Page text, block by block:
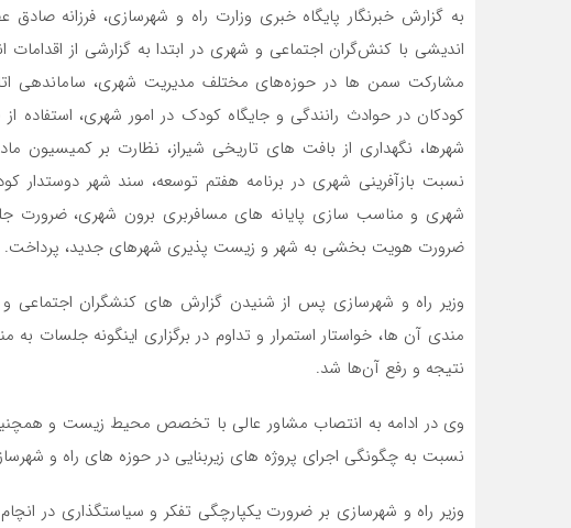
اندیشی با کنش‌گران اجتماعی و شهری در ابتدا به گزارشی از
مشارکت سمن ها در حوزه‌های مختلف مدیریت شهری، ساماندهی
کودکان در حوادث رانندگی و جایگاه کودک در امور شهری، استفاده
نسبت بازآفرینی شهری در برنامه هفتم توسعه، سند شهر دوستدار
شهری و مناسب سازی پایانه های مسافربری برون شهری، ضرورت
ضرورت هویت بخشی به شهر و زیست پذیری شهرهای جدید، پرداخت.
وزیر راه و شهرسازی پس از شنیدن گزارش های کنشگران اجتماعی
مندی آن ها، خواستار استمرار و تداوم در برگزاری اینگونه
نتیجه و رفع آن‌ها شد.
وی در ادامه به انتصاب مشاور عالی با تخصص محیط زیست و
نسبت به چگونگی اجرای پروژه های زیربنایی در حوزه های راه و
وزیر راه و شهرسازی بر ضرورت یکپارچگی تفکر و سیاستگذاری در